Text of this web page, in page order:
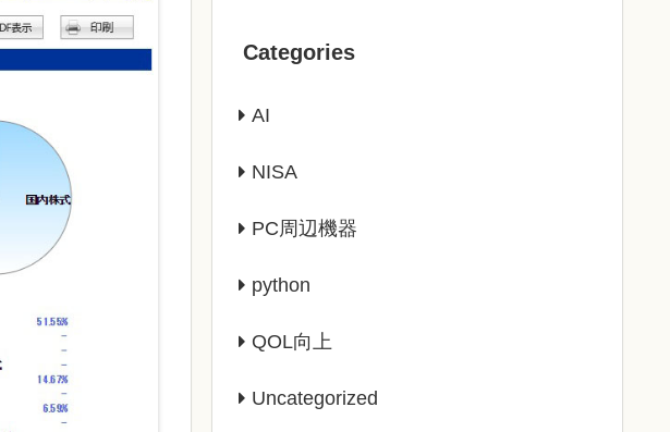
Categories
AI
NISA
PC周辺機器
python
QOL向上
Uncategorized